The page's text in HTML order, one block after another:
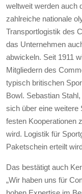
weltweit werden auch
zahlreiche nationale
Transportlogistik des
das Unternehmen
abwickeln. Seit 1911
Mitgliedern des
typisch britischen
Bowl. Sebastian
sich über eine weitere
festen Kooperationen
wird. Logistik für
Paketschein erteilt
Das bestätigt auch
„Wir haben uns für